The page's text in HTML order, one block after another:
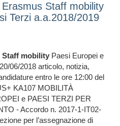
Staff mobility
Terzi a.a.2018/2019
Staff mobility Paesi Europei e
06/2018 articolo, notizia,
entro le ore 12:00 del
KA107 MOBILITÀ
e PAESI TERZI PER
- Accordo n. 2017-1-IT02-
per l’assegnazione di